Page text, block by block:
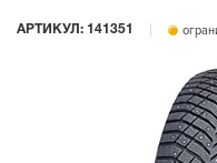
АРТИКУЛ: 141351